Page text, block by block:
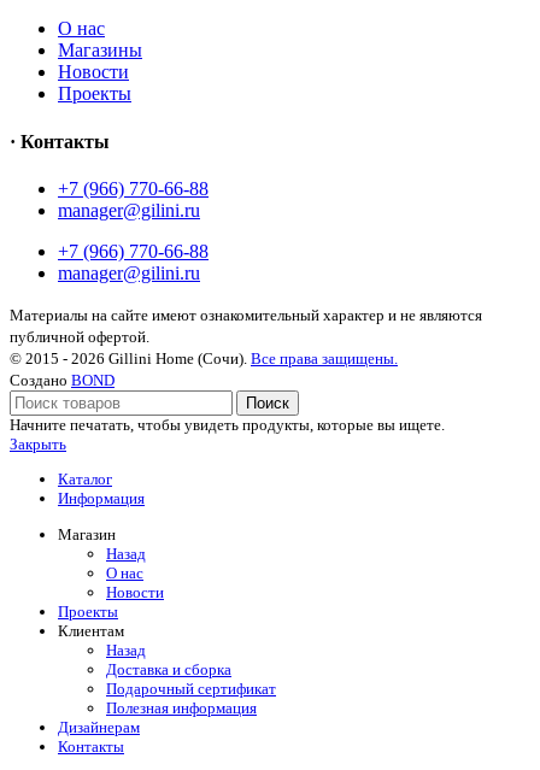
О нас
Магазины
Новости
Проекты
· Контакты
+7 (966) 770-66-88
manager@gilini.ru
+7 (966) 770-66-88
manager@gilini.ru
Материалы на сайте имеют ознакомительный характер и не являются
публичной офертой.
© 2015 - 2026 Gillini Home (Сочи). Все права защищены.
Создано BOND
Поиск
Начните печатать, чтобы увидеть продукты, которые вы ищете.
Закрыть
Каталог
Информация
Магазин
Назад
О нас
Новости
Проекты
Клиентам
Назад
Доставка и сборка
Подарочный сертификат
Полезная информация
Дизайнерам
Контакты